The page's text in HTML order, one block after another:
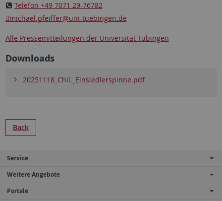
Telefon +49 7071 29-76782
michael.pfeiffer@uni-tuebingen.de
Alle Pressemitteilungen der Universität Tübingen
Downloads
20251118_Chil._Einsiedlerspinne.pdf
Back
Service
Weitere Angebote
Portale